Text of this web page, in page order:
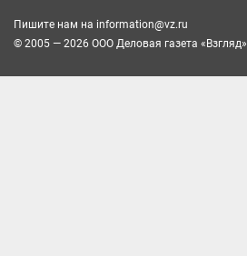
Пишите нам на information@vz.ru
© 2005 — 2026 ООО Деловая газета «Взгляд»